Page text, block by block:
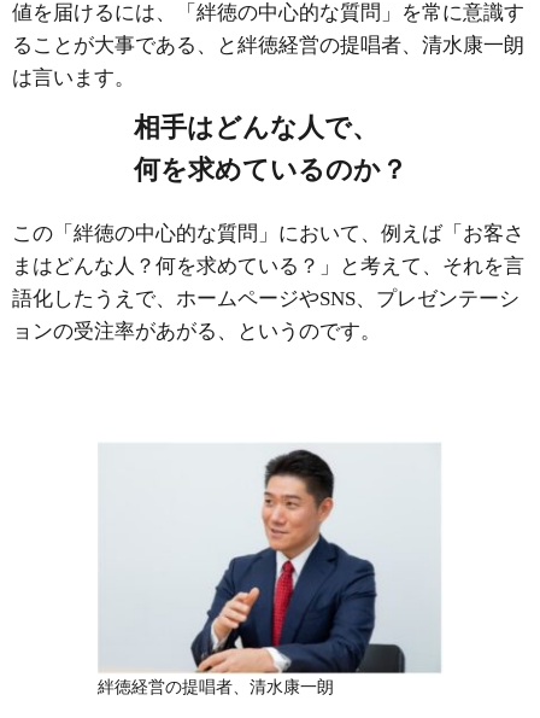
値を届けるには、「絆徳の中心的な質問」を常に意識す
ることが大事である、と絆徳経営の提唱者、清水康一朗
は言います。
相手はどんな人で、
何を求めているのか？
この「絆徳の中心的な質問」において、例えば「お客さ
まはどんな人？何を求めている？」と考えて、それを言
語化したうえで、ホームページやSNS、プレゼンテーシ
ョンの受注率があがる、というのです。
絆徳経営の提唱者、清水康一朗